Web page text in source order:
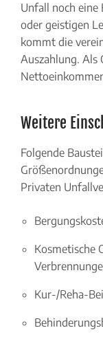
Unfall noch
oder geistigen
kommt die
Auszahlung.
Weitere
Folgende
Privaten
Kosmetische
Kur-/Reha-